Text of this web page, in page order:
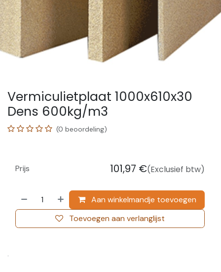
Vermiculietplaat 1000x610x30
Dens 600kg/m3
(0 beoordeling)
Aan winkelmandje toevoegen
Toevoegen aan verlanglijst
Prijs 101,97 €(Exclusief btw)
.